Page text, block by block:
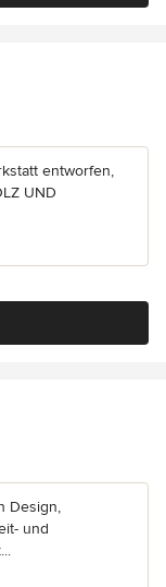
entworfen,
UND
Design,
und